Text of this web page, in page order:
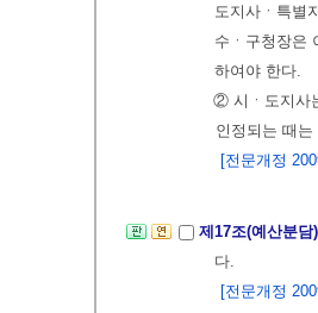
도지사ㆍ특별
수ㆍ구청장은
하여야 한다.
② 시ㆍ도지사
인정되는 때
[전문개정
제17조(예산분
다.
[전문개정